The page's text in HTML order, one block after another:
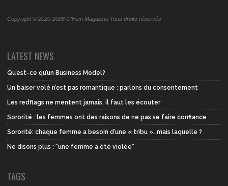
Copyright © 2020-2026 O'Fem Magazine Tous droits réservés
LATEST NEWS
Qu’est-ce qu’un Business Model?
Un baiser volé n’est pas romantique : parlons du consentement
Les redflags ne mentent jamais, il faut les écouter
Sororité : les femmes ont des raisons de ne pas se faire confiance
Sororité: chaque femme a besoin d’une « tribu »…mais laquelle ?
Ne disons plus : “une femme a été violée”
TAGS